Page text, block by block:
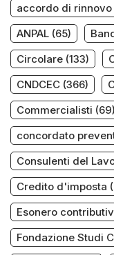
accordo di rinnovo
ANPAL (65)
Circolare (133)
CNDCEC (366)
Commercialisti (69)
concordato
Consulenti del
Credito d'imposta
Esonero
Fondazione Studi